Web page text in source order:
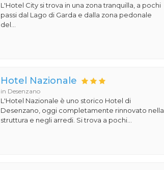
L'Hotel City si trova in una zona tranquilla, a pochi
passi dal Lago di Garda e dalla zona pedonale
del...
Hotel Nazionale
in Desenzano
L'Hotel Nazionale è uno storico Hotel di
Desenzano, oggi completamente rinnovato nella
struttura e negli arredi. Si trova a pochi...